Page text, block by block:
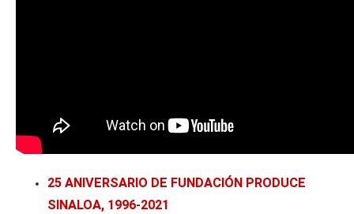
25 ANIVERSARIO DE FUNDACIÓN PRODUCE
SINALOA, 1996-2021